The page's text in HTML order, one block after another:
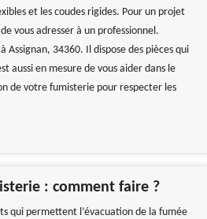
et les coudes rigides. Pour un projet
vous adresser à un professionnel.
34360. Il dispose des pièces qui
aussi en mesure de vous aider dans le
de votre fumisterie pour respecter les
: comment faire ?
qui permettent l’évacuation de la fumée